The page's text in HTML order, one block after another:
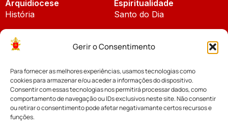
Gerir o Consentimento
Para fornecer as melhores experiências, usamos tecnologias como
cookies para armazenar e/ou aceder a informações do dispositivo.
Consentir com essas tecnologias nos permitirá processar dados, como
comportamento de navegação ou IDs exclusivos neste site. Não consentir
ou retirar o consentimento pode afetar negativamante certos recursos e
funções.
Arquidiocese
História
Padroeira
Espiritualidade
Santo do Dia
Notícias
Notícias da Arquidiocese
Notícias Cáritas
Cúria Diocesana
Fundo Diocesano